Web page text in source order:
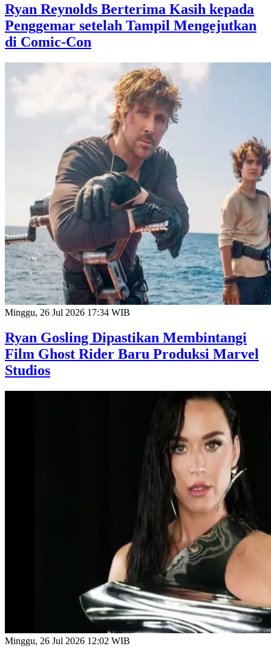
Ryan Reynolds Berterima Kasih kepada
Penggemar setelah Tampil Mengejutkan
di Comic-Con
Minggu, 26 Jul 2026 17:34 WIB
Ryan Gosling Dipastikan Membintangi
Film Ghost Rider Baru Produksi Marvel
Studios
Minggu, 26 Jul 2026 12:02 WIB